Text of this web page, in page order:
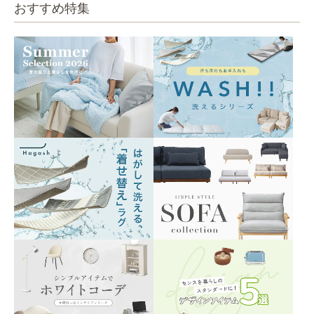
おすすめ特集